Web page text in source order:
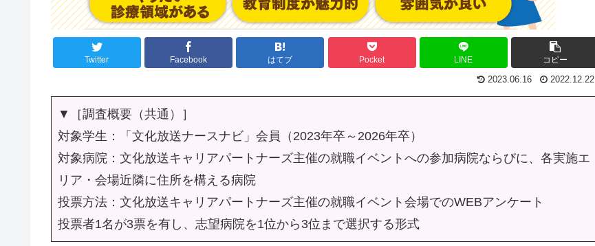
Twitter Facebook はてブ Pocket LINE コピー
2023.06.16 2022.12.22
▼［調査概要（共通）］
対象学生：「文化放送ナースナビ」会員（2023年卒～2026年卒）
対象病院：文化放送キャリアパートナーズ主催の就職イベントへの参加病院ならびに、各実施エ
リア・会場近隣に住所を構える病院
投票方法：文化放送キャリアパートナーズ主催の就職イベント会場でのWEBアンケート
投票者1名が3票を有し、志望病院を1位から3位まで選択する形式